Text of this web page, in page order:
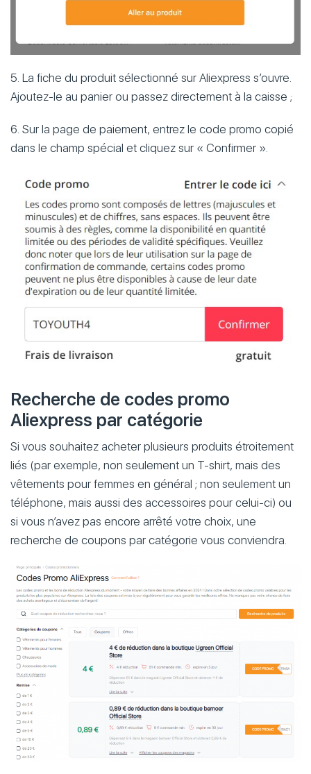
5. La fiche du produit sélectionné sur Aliexpress s’ouvre.
Ajoutez-le au panier ou passez directement à la caisse ;
6. Sur la page de paiement, entrez le code promo copié
dans le champ spécial et cliquez sur « Confirmer ».
Recherche de codes promo
Aliexpress par catégorie
Si vous souhaitez acheter plusieurs produits étroitement
liés (par exemple, non seulement un T-shirt, mais des
vêtements pour femmes en général ; non seulement un
téléphone, mais aussi des accessoires pour celui-ci) ou
si vous n’avez pas encore arrêté votre choix, une
recherche de coupons par catégorie vous conviendra.